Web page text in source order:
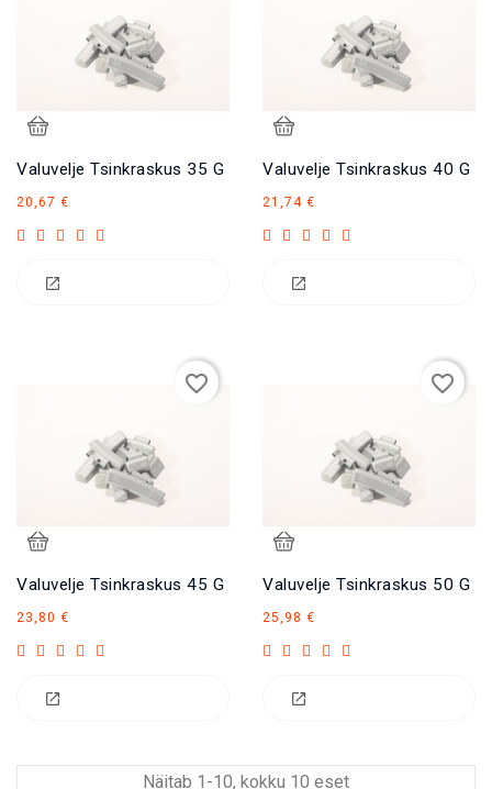
Valuvelje Tsinkraskus 35 G
20,67 €
Valuvelje Tsinkraskus 40 G
21,74 €
Valuvelje Tsinkraskus 45 G
23,80 €
favorite_border
Valuvelje Tsinkraskus 50 G
25,98 €
favorite_border
Näitab 1-10, kokku 10 eset